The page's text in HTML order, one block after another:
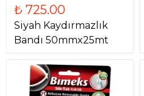
₺ 725.00
Siyah Kaydırmazlık
Bandı 50mmx25mt